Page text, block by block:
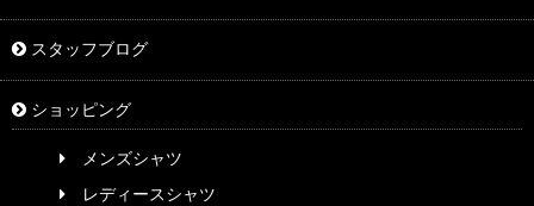
スタッフブログ
ショッピング
メンズシャツ
レディースシャツ